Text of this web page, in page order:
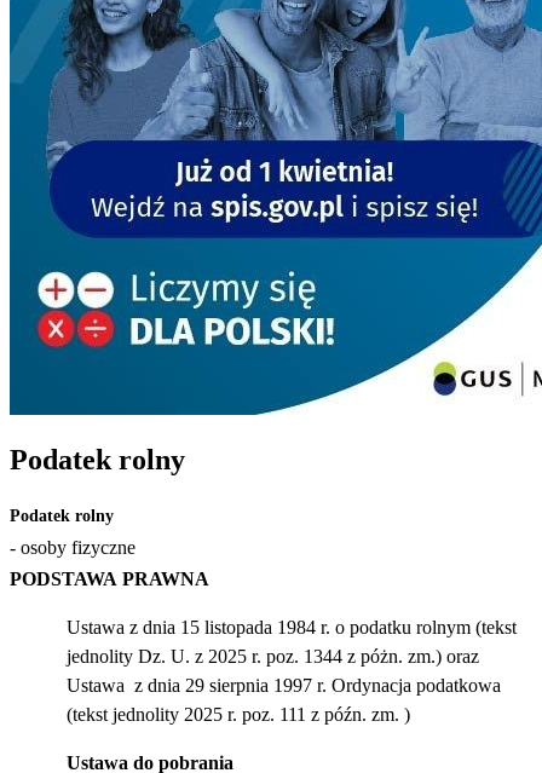
Podatek rolny
Podatek rolny
- osoby fizyczne
PODSTAWA PRAWNA
Ustawa z dnia 15 listopada 1984 r. o podatku rolnym (tekst
jednolity Dz. U. z 2025 r. poz. 1344 z póżn. zm.) oraz
Ustawa z dnia 29 sierpnia 1997 r. Ordynacja podatkowa
(tekst jednolity 2025 r. poz. 111 z późn. zm. )
Ustawa do pobrania